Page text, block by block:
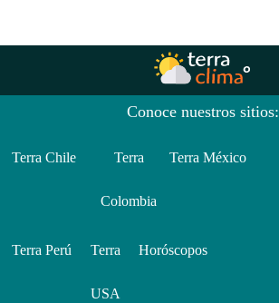
Conoce nuestros sitios:
Terra Chile Terra
Colombia
Terra México
Terra Perú Terra
USA
Horóscopos